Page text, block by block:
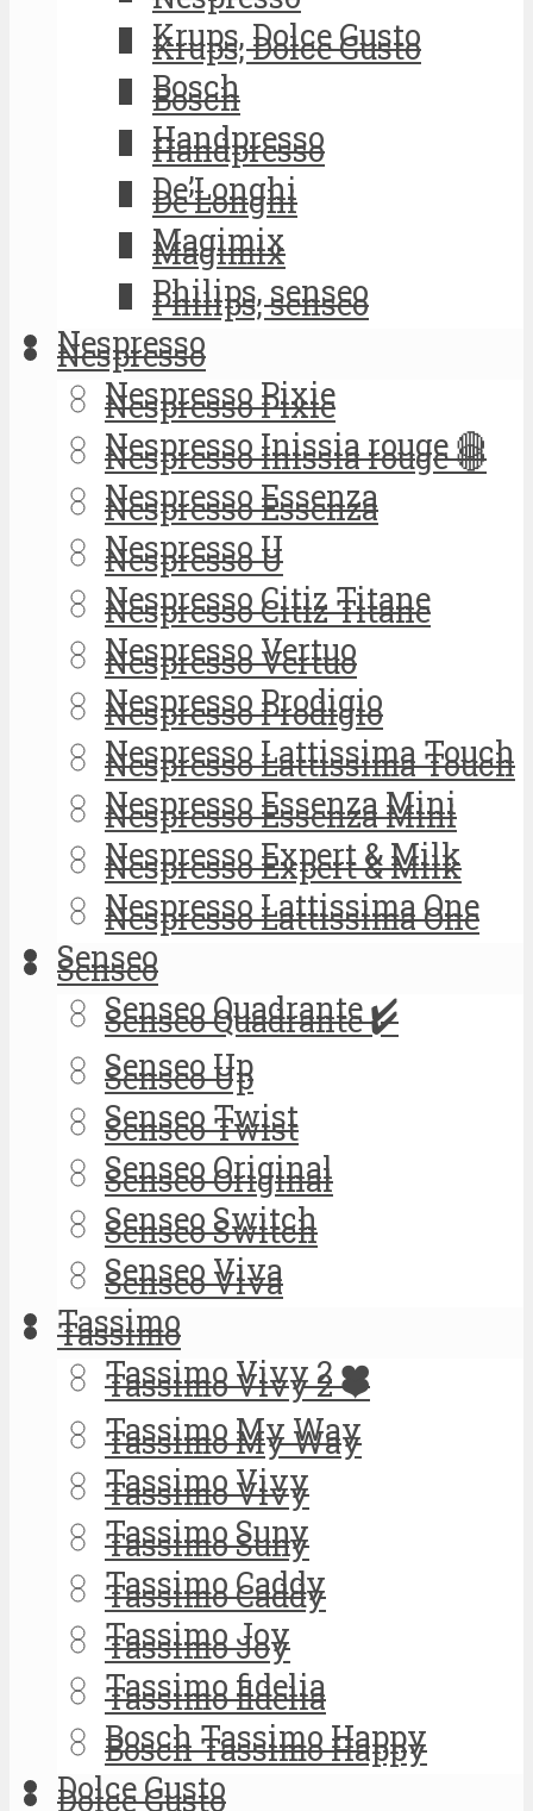
Krups, Dolce Gusto
Bosch
Handpresso
De’Longhi
Magimix
Philips, senseo
Nespresso
Nespresso Pixie
Nespresso Inissia rouge 🔴
Nespresso Essenza
Nespresso U
Nespresso Citiz Titane
Nespresso Vertuo
Nespresso Prodigio
Nespresso Lattissima Touch
Nespresso Essenza Mini
Nespresso Expert & Milk
Nespresso Lattissima One
Senseo
Senseo Quadrante ✔️
Senseo Up
Senseo Twist
Senseo Original
Senseo Switch
Senseo Viva
Tassimo
Tassimo Vivy 2 ❤️
Tassimo My Way
Tassimo Vivy
Tassimo Suny
Tassimo Caddy
Tassimo Joy
Tassimo fidelia
Bosch Tassimo Happy
Dolce Gusto
Krups, Dolce Gusto
Bosch
Handpresso
De’Longhi
Magimix
Philips, senseo
Nespresso
Nespresso Pixie
Nespresso Inissia rouge 🔴
Nespresso Essenza
Nespresso U
Nespresso Citiz Titane
Nespresso Vertuo
Nespresso Prodigio
Nespresso Lattissima Touch
Nespresso Essenza Mini
Nespresso Expert & Milk
Nespresso Lattissima One
Senseo
Senseo Quadrante ✔️
Senseo Up
Senseo Twist
Senseo Original
Senseo Switch
Senseo Viva
Tassimo
Tassimo Vivy 2 ❤️
Tassimo My Way
Tassimo Vivy
Tassimo Suny
Tassimo Caddy
Tassimo Joy
Tassimo fidelia
Bosch Tassimo Happy
Dolce Gusto